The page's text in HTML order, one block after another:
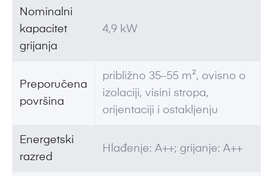
Nominalni
kapacitet
grijanja
4,9 kW
Preporučena
površina
približno 35–55 m², ovisno o
izolaciji, visini stropa,
orijentaciji i ostakljenju
Energetski
razred
Hlađenje: A++; grijanje: A++